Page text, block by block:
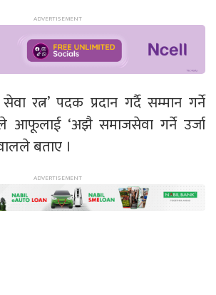
रत्न’ पदक प्रदान गर्दै सम्मान गर्ने
आफूलाई ‘अझै समाजसेवा गर्ने उर्जा
बताए ।